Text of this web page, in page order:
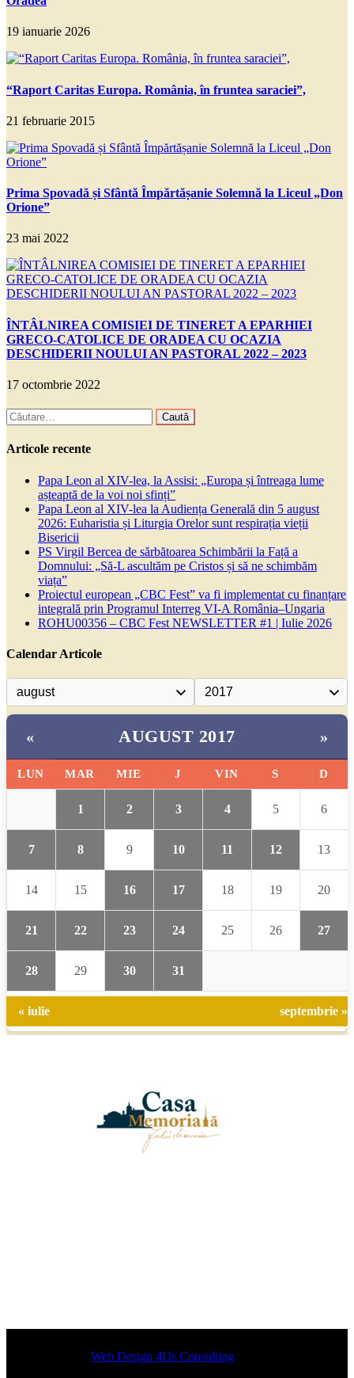
19 ianuarie 2026
“Raport Caritas Europa. România, în fruntea saraciei”,
21 februarie 2015
Prima Spovadă și Sfântă Împărtășanie Solemnă la Liceul „Don
Orione”
23 mai 2022
ÎNTÂLNIREA COMISIEI DE TINERET A EPARHIEI
GRECO-CATOLICE DE ORADEA CU OCAZIA
DESCHIDERII NOULUI AN PASTORAL 2022 – 2023
17 octombrie 2022
Caută
după:
Articole recente
Papa Leon al XIV-lea, la Assisi: „Europa și întreaga lume
așteaptă de la voi noi sfinți”
Papa Leon al XIV-lea la Audiența Generală din 5 august
2026: Euharistia și Liturgia Orelor sunt respirația vieții
Bisericii
PS Virgil Bercea de sărbătoarea Schimbării la Față a
Domnului: „Să-L ascultăm pe Cristos și să ne schimbăm
viața”
Proiectul european „CBC Fest” va fi implementat cu finanțare
integrală prin Programul Interreg VI-A România–Ungaria
ROHU00356 – CBC Fest NEWSLETTER #1 | Iulie 2026
Calendar Articole
« AUGUST 2017 »
LUN MAR MIE J VIN S D
1 2 3 4 5 6
7 8 9 10 11 12 13
14 15 16 17 18 19 20
21 22 23 24 25 26 27
28 29 30 31
« iulie septembrie »
Designed byWeb Design 4Us Consulting